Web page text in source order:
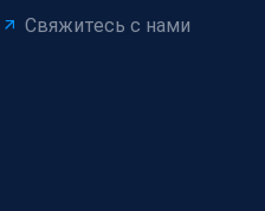
Свяжитесь с нами